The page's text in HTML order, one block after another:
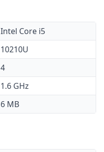
Intel Core i5
10210U
4
1.6 GHz
6 MB